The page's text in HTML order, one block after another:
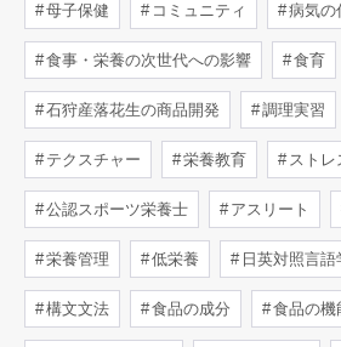
母子保健 コミュニティ 病気の
食事・栄養の次世代への影響 食育
石狩産落花生の商品開発 調理実習
テクスチャー 栄養教育 ストレ
公認スポーツ栄養士 アスリート
栄養管理 低栄養 日英対照言語
構文文法 食品の成分 食品の機